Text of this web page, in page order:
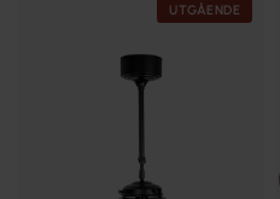
UTGÅENDE